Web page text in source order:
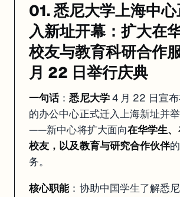
01. 悉尼大学上海中
入新址开幕：扩大在华
校友与教育科研合作
月 22 日举行庆典
一句话：悉尼大学4 月 22 日宣
的办公中心正式迁入上海新址并
——新中心将扩大面向在华学生
校友，以及教育与研究合作伙伴
务。
核心职能：协助中国学生了解悉